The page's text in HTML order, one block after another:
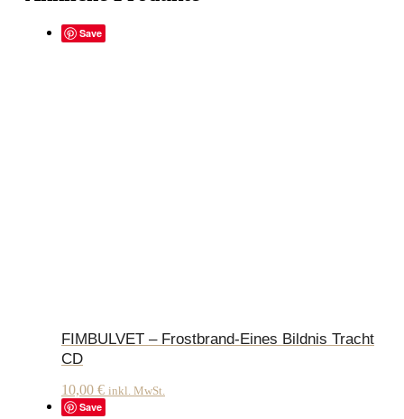
Save
FIMBULVET – Frostbrand-Eines Bildnis Tracht
CD
10,00 € inkl. MwSt.
Save